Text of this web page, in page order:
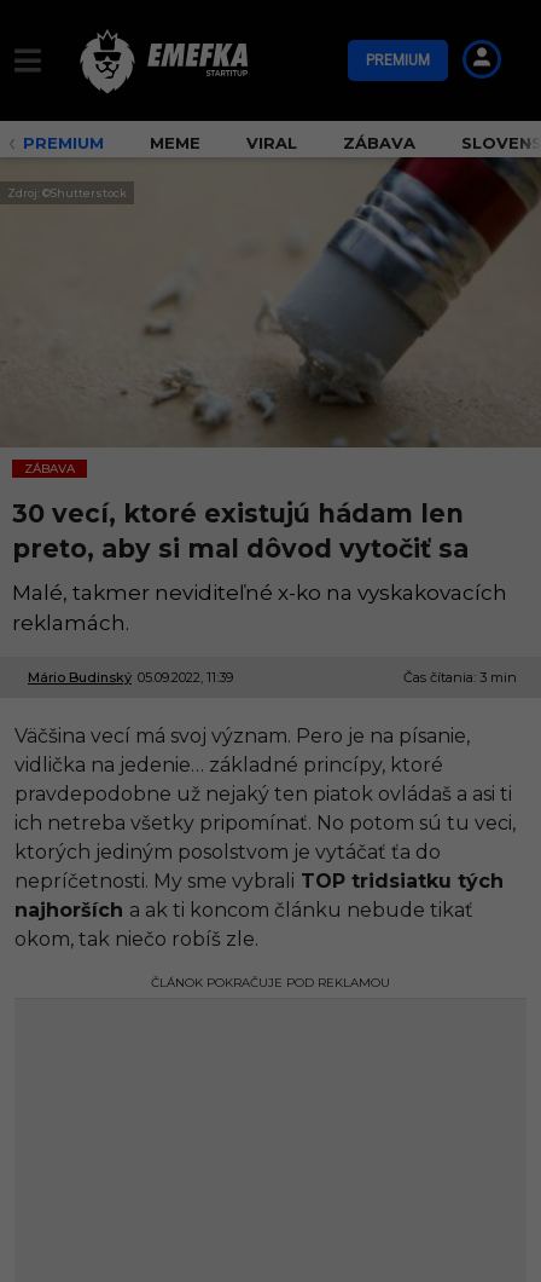
PREMIUM
PREMIUM MEME VIRAL ZÁBAVA
Zdroj: ©Shutterstock
ZÁBAVA
30 vecí, ktoré existujú hádam len
preto, aby si mal dôvod vytočiť sa
Malé, takmer neviditeľné x-ko na vyskakovacích
reklamách.
Mário Budinský 05.09.2022, 11:39
0
0
.
2
0
2
2
1
1
3
Čas čítania: 3 min
Väčšina vecí má svoj význam. Pero je na písanie,
vidlička na jedenie… základné princípy, ktoré
pravdepodobne už nejaký ten piatok ovládaš a asi ti
ich netreba všetky pripomínať. No potom sú tu veci,
ktorých jediným posolstvom je vytáčať ťa do
nepríčetnosti. My sme vybrali TOP tridsiatku tých
najhorších a ak ti koncom článku nebude tikať
okom, tak niečo robíš zle.
ČLÁNOK POKRAČUJE POD REKLAMOU